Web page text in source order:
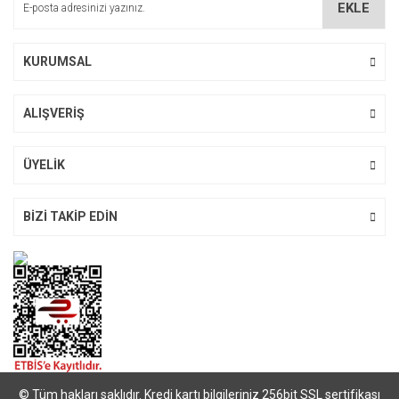
EKLE
KURUMSAL
ALIŞVERİŞ
ÜYELİK
BİZİ TAKİP EDİN
© Tüm hakları saklıdır. Kredi kartı bilgileriniz 256bit SSL sertifikası